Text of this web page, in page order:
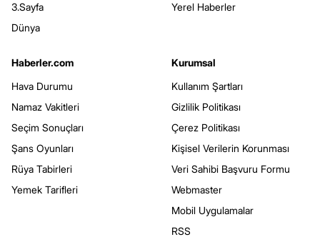
3.Sayfa
Dünya
Yerel Haberler
Haberler.com
Hava Durumu
Namaz Vakitleri
Seçim Sonuçları
Şans Oyunları
Rüya Tabirleri
Yemek Tarifleri
Kurumsal
Kullanım Şartları
Gizlilik Politikası
Çerez Politikası
Kişisel Verilerin Korunması
Veri Sahibi Başvuru Formu
Webmaster
Mobil Uygulamalar
RSS